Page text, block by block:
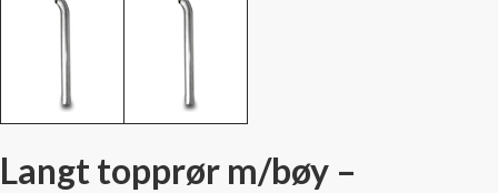
Langt topprør m/bøy –